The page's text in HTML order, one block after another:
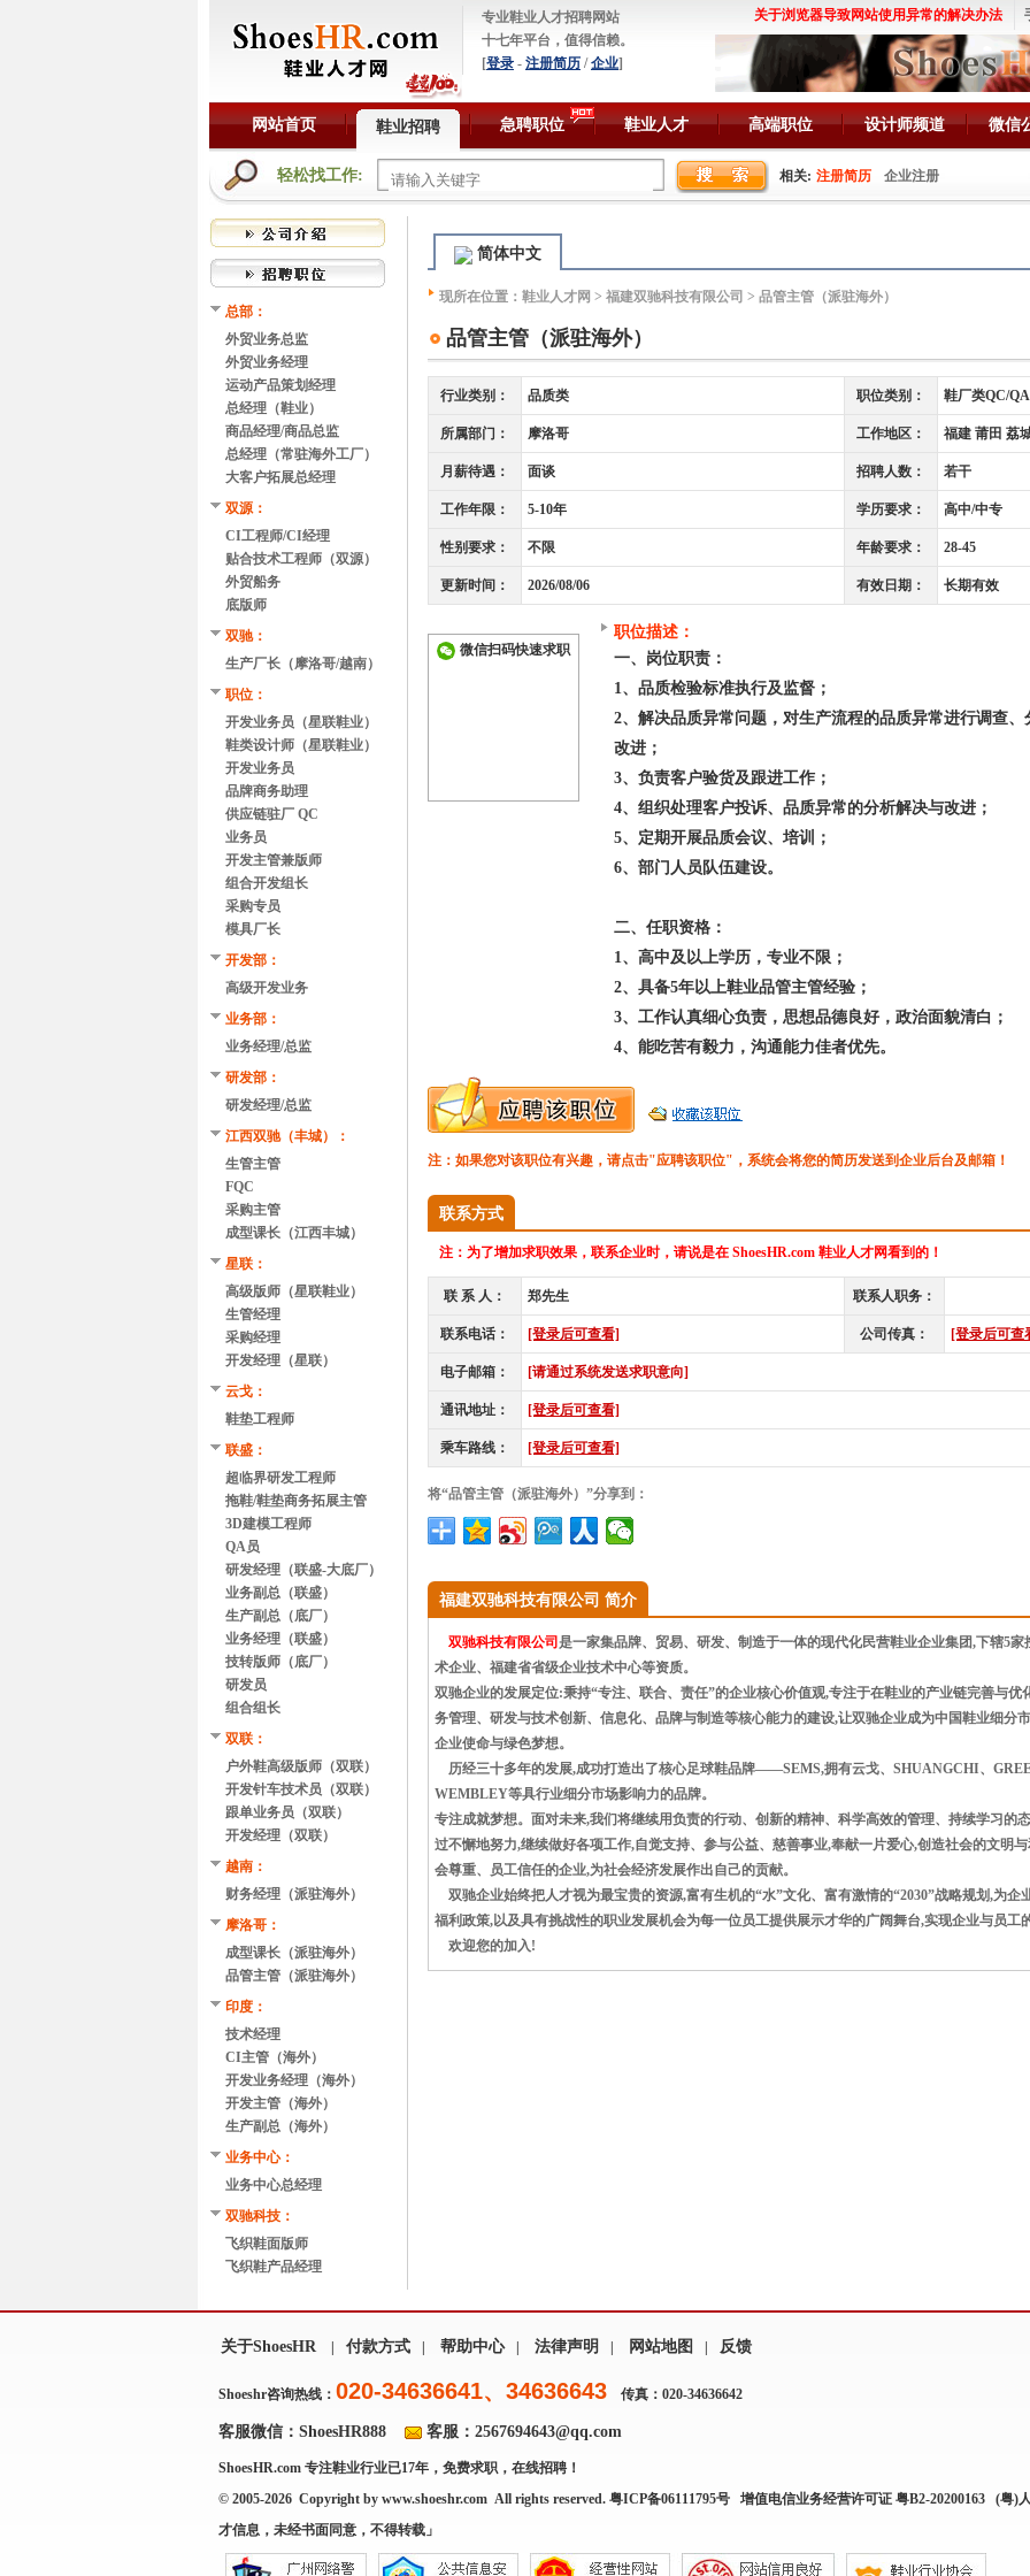
专业鞋业人才招聘网站
十七年平台，值得信赖。
[登录 - 注册简历 /企业]
关于浏览器导致网站使用异常的解决办法
网站首页 鞋业招聘 急聘职位 鞋业人才 高端职位 设计师频道 微信
轻松找工作: 相关: 注册简历 企业注册
简体中文
现所在位置： 鞋业人才网 > 福建双驰科技有限公司 > 品管主管（派驻海外）
品管主管（派驻海外）
行业类别： 品质类 职位类别： 鞋厂类QC/QA
所属部门： 摩洛哥 工作地区： 福建 莆田 荔
月薪待遇： 面谈 招聘人数： 若干
工作年限： 5-10年 学历要求： 高中/中专
性别要求： 不限 年龄要求： 28-45
更新时间： 2026/08/06 有效日期： 长期有效
微信扫码快速求职
职位描述：
一、岗位职责：
1、品质检验标准执行及监督；
2、解决品质异常问题，对生产流程的品质异常进行调查
改进；
3、负责客户验货及跟进工作；
4、组织处理客户投诉、品质异常的分析解决与改进；
5、定期开展品质会议、培训；
6、部门人员队伍建设。
二、任职资格：
1、高中及以上学历，专业不限；
2、具备5年以上鞋业品管主管经验；
3、工作认真细心负责，思想品德良好，政治面貌清白；
4、能吃苦有毅力，沟通能力佳者优先。
注：如果您对该职位有兴趣，请点击"应聘该职位"，系统会将您的简历发送到企业后台及邮箱！
联系方式
注： 为了增加求职效果，联系企业时，请说是在 ShoesHR.com 鞋业人才网看到的！
联 系 人： 郑先生 联系人职务：
联系电话： [登录后可查看] 公司传真： [登录后可查
电子邮箱： [请通过系统发送求职意向]
通讯地址： [登录后可查看]
乘车路线： [登录后可查看]
将“品管主管（派驻海外）”分享到：
福建双驰科技有限公司 简介
双驰科技有限公司 是一家集品牌、贸易、研发、制造于一体的现代化民营鞋业企业集团,下辖5
术企业、福建省省级企业技术中心等资质。
双驰企业的发展定位:秉持“专注、联合、责任”的企业核心价值观,专注于在鞋业的产业链完善与
务管理、研发与技术创新、信息化、品牌与制造等核心能力的建设,让双驰企业成为中国鞋业细分
企业使命与绿色梦想。
历经三十多年的发展,成功打造出了核心足球鞋品牌——SEMS,拥有云戈、SHUANGCHI、
WEMBLEY等具行业细分市场影响力的品牌。
专注成就梦想。面对未来,我们将继续用负责的行动、创新的精神、科学高效的管理、持续学习的
过不懈地努力,继续做好各项工作,自觉支持、参与公益、慈善事业,奉献一片爱心,创造社会的文明
会尊重、员工信任的企业,为社会经济发展作出自己的贡献。
双驰企业始终把人才视为最宝贵的资源,富有生机的“水”文化、富有激情的“2030”战略规划,为
福利政策,以及具有挑战性的职业发展机会为每一位员工提供展示才华的广阔舞台,实现企业与员工
欢迎您的加入!
总部：
外贸业务总监
外贸业务经理
运动产品策划经理
总经理（鞋业）
商品经理/商品总监
总经理（常驻海外工厂）
大客户拓展总经理
双源：
CI工程师/CI经理
贴合技术工程师（双源）
外贸船务
底版师
双驰：
生产厂长（摩洛哥/越南）
职位：
开发业务员（星联鞋业）
鞋类设计师（星联鞋业）
开发业务员
品牌商务助理
供应链驻厂 QC
业务员
开发主管兼版师
组合开发组长
采购专员
模具厂长
开发部：
高级开发业务
业务部：
业务经理/总监
研发部：
研发经理/总监
江西双驰（丰城）：
生管主管
FQC
采购主管
成型课长（江西丰城）
星联：
高级版师（星联鞋业）
生管经理
采购经理
开发经理（星联）
云戈：
鞋垫工程师
联盛：
超临界研发工程师
拖鞋/鞋垫商务拓展主管
3D建模工程师
QA员
研发经理（联盛-大底厂）
业务副总（联盛）
生产副总（底厂）
业务经理（联盛）
技转版师（底厂）
研发员
组合组长
双联：
户外鞋高级版师（双联）
开发针车技术员（双联）
跟单业务员（双联）
开发经理（双联）
越南：
财务经理（派驻海外）
摩洛哥：
成型课长（派驻海外）
品管主管（派驻海外）
印度：
技术经理
CI主管（海外）
开发业务经理（海外）
开发主管（海外）
生产副总（海外）
业务中心：
业务中心总经理
双驰科技：
飞织鞋面版师
飞织鞋产品经理
关于ShoesHR 付款方式 帮助中心 法律声明 网站地图 反馈
Shoeshr咨询热线： 020-34636641、34636643 传真：020-34636642
客服微信：ShoesHR888 客服：2567694643@qq.com
ShoesHR.com 专注鞋业行业已17年，免费求职，在线招聘！
© 2005-2026 Copyright by www.shoeshr.com All rights reserved. 粤ICP备06111795号 增值电信业务经营许可证 粤B2-20200163
(粤)
才信息，未经书面同意，不得转载」